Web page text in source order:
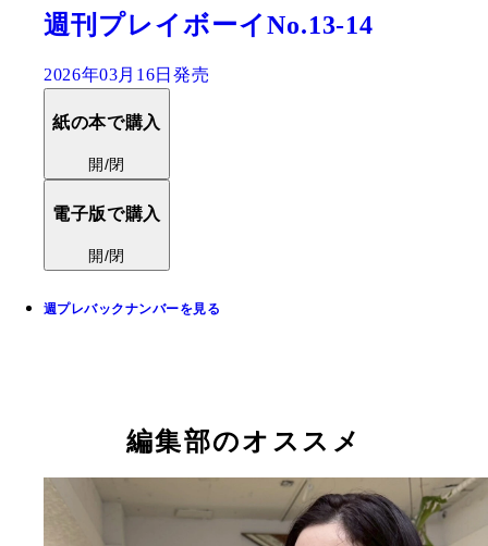
週刊プレイボーイNo.13-14
2026年03月16日発売
紙の本で購入
開/閉
電子版で購入
開/閉
週プレバックナンバーを見る
編集部のオススメ